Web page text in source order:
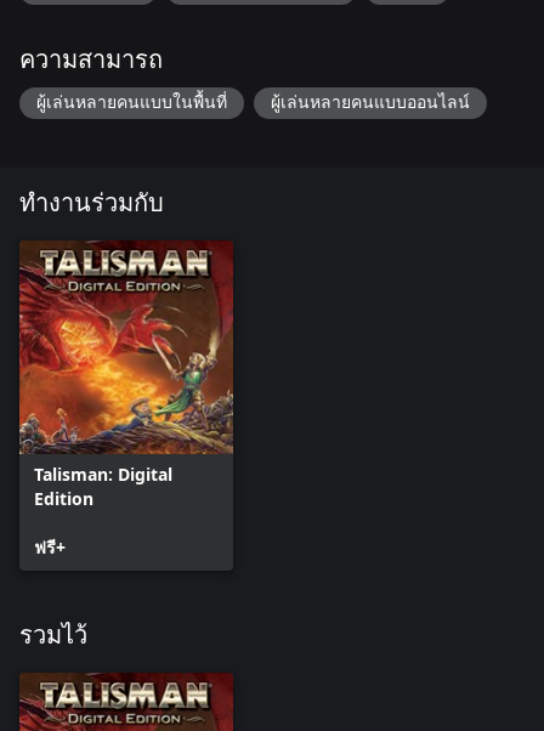
ความสามารถ
ผู้เล่นหลายคนแบบในพื้นที่ ผู้เล่นหลายคนแบบออนไลน์
ทำงานร่วมกับ
Talisman: Digital
Edition
ฟรี+
รวมไว้